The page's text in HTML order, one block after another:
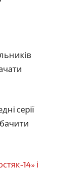
серії
14» і